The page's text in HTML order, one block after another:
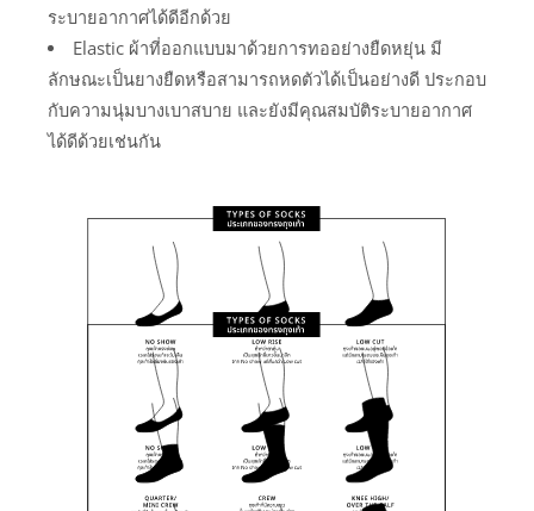
ระบายอากาศได้ดีอีกด้วย
Elastic ผ้าที่ออกแบบมาด้วยการทออย่างยืดหยุ่น มี
ลักษณะเป็นยางยืดหรือสามารถหดตัวได้เป็นอย่างดี ประกอบ
กับความนุ่มบางเบาสบาย และยังมีคุณสมบัติระบายอากาศ
ได้ดีด้วยเช่นกัน